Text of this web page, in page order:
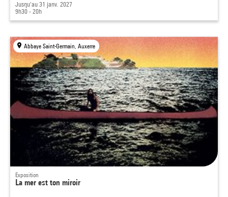
Jusqu'au 31 janv. 2027
9h30 - 20h
Abbaye Saint-Germain, Auxerre
Exposition
La mer est ton miroir